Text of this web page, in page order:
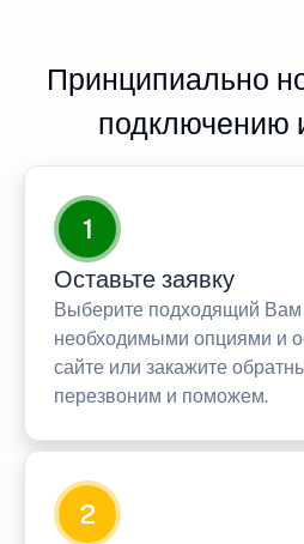
Принципиально
подключению
1
Оставьте заявку
Выберите подходящий
необходимыми опциями и
сайте или закажите
перезвоним и поможем.
2